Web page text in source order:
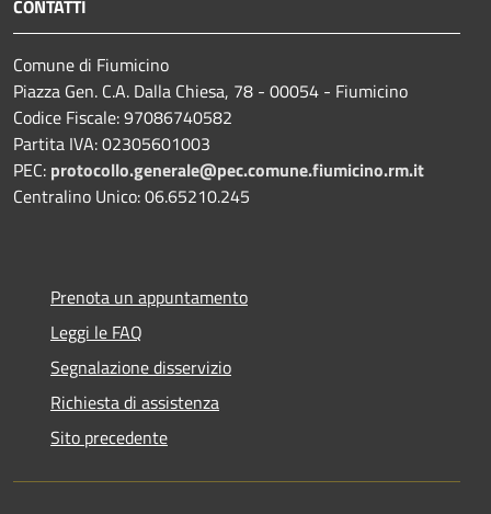
CONTATTI
Comune di Fiumicino
Piazza Gen. C.A. Dalla Chiesa, 78 - 00054 - Fiumicino
Codice Fiscale: 97086740582
Partita IVA: 02305601003
PEC: protocollo.generale@pec.comune.fiumicino.rm.it
Centralino Unico: 06.65210.245
Prenota un appuntamento
Leggi le FAQ
Segnalazione disservizio
Richiesta di assistenza
Sito precedente